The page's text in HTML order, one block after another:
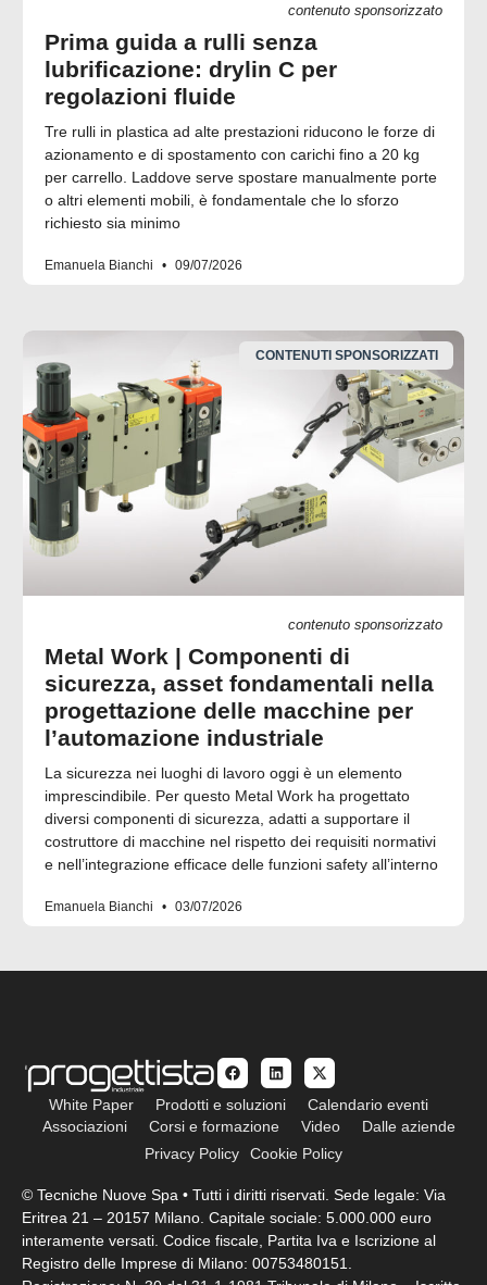
contenuto sponsorizzato
Prima guida a rulli senza
lubrificazione: drylin C per
regolazioni fluide
Tre rulli in plastica ad alte prestazioni riducono le forze di
azionamento e di spostamento con carichi fino a 20 kg
per carrello. Laddove serve spostare manualmente porte
o altri elementi mobili, è fondamentale che lo sforzo
richiesto sia minimo
Emanuela Bianchi 09/07/2026
CONTENUTI SPONSORIZZATI
contenuto sponsorizzato
Metal Work | Componenti di
sicurezza, asset fondamentali nella
progettazione delle macchine per
l’automazione industriale
La sicurezza nei luoghi di lavoro oggi è un elemento
imprescindibile. Per questo Metal Work ha progettato
diversi componenti di sicurezza, adatti a supportare il
costruttore di macchine nel rispetto dei requisiti normativi
e nell’integrazione efficace delle funzioni safety all’interno
Emanuela Bianchi 03/07/2026
White Paper Prodotti e soluzioni
Calendario eventi
Associazioni
Corsi e formazione Video
Dalle aziende
Privacy Policy
Cookie Policy
© Tecniche Nuove Spa • Tutti i diritti riservati. Sede legale: Via
Eritrea 21 – 20157 Milano. Capitale sociale: 5.000.000 euro
interamente versati. Codice fiscale, Partita Iva e Iscrizione al
Registro delle Imprese di Milano: 00753480151.